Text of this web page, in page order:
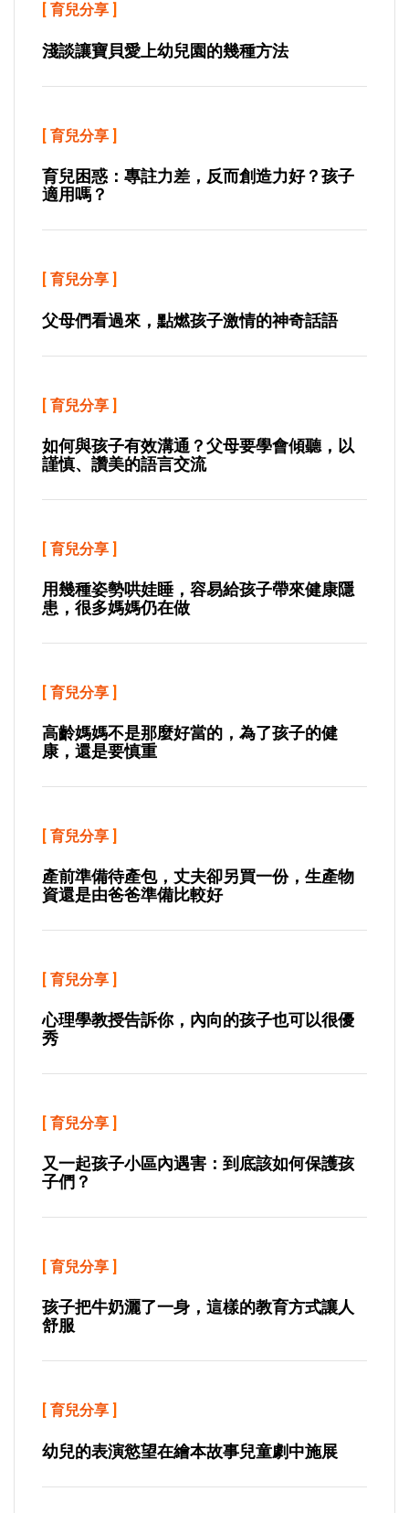
[ 育兒分享 ]
淺談讓寶貝愛上幼兒園的幾種方法
[ 育兒分享 ]
育兒困惑：專註力差，反而創造力好？孩子
適用嗎？
[ 育兒分享 ]
父母們看過來，點燃孩子激情的神奇話語
[ 育兒分享 ]
如何與孩子有效溝通？父母要學會傾聽，以
謹慎、讚美的語言交流
[ 育兒分享 ]
用幾種姿勢哄娃睡，容易給孩子帶來健康隱
患，很多媽媽仍在做
[ 育兒分享 ]
高齡媽媽不是那麼好當的，為了孩子的健
康，還是要慎重
[ 育兒分享 ]
產前準備待產包，丈夫卻另買一份，生產物
資還是由爸爸準備比較好
[ 育兒分享 ]
心理學教授告訴你，內向的孩子也可以很優
秀
[ 育兒分享 ]
又一起孩子小區內遇害：到底該如何保護孩
子們？
[ 育兒分享 ]
孩子把牛奶灑了一身，這樣的教育方式讓人
舒服
[ 育兒分享 ]
幼兒的表演慾望在繪本故事兒童劇中施展